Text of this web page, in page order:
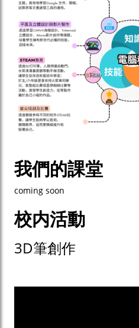
我們的課堂
coming soon
校内活動
3D筆創作